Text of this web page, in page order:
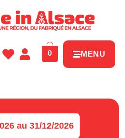
0 MENU
au 31/12/2026